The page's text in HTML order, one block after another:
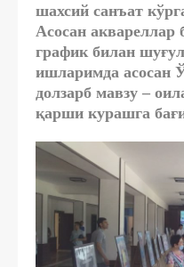
шахсий санъат
Aсосан
график билан
ишларимда асосан
долзарб мавзу –
қарши курашга